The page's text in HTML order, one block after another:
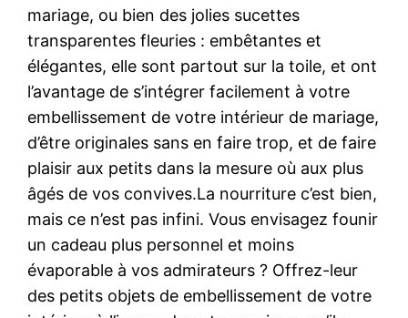
mariage, ou bien des jolies sucettes
transparentes fleuries : embêtantes et
élégantes, elle sont partout sur la toile, et ont
l’avantage de s’intégrer facilement à votre
embellissement de votre intérieur de mariage,
d’être originales sans en faire trop, et de faire
plaisir aux petits dans la mesure où aux plus
âgés de vos convives.La nourriture c’est bien,
mais ce n’est pas infini. Vous envisagez founir
un cadeau plus personnel et moins
évaporable à vos admirateurs ? Offrez-leur
des petits objets de embellissement de votre